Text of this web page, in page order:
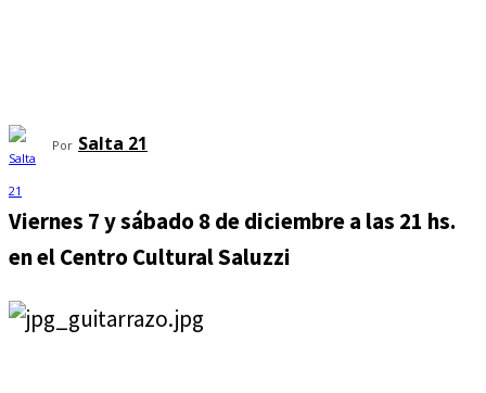
Por Salta 21
Viernes 7 y sábado 8 de diciembre a las 21 hs.
en el Centro Cultural Saluzzi